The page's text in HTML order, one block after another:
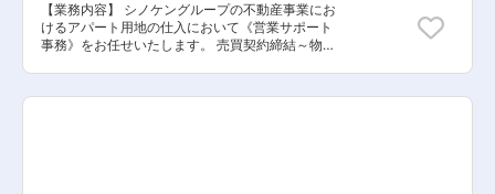
【業務内容】 シノケングループの不動産事業にお
けるアパート用地の仕入において《営業サポート
事務》をお任せいたします。 売買契約締結～物件
買い取り業務のサポートをメインにお願いいたし